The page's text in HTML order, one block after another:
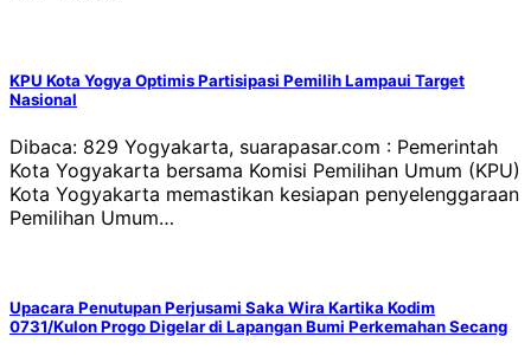
KPU Kota Yogya Optimis Partisipasi Pemilih Lampaui Target
Nasional
Dibaca: 829 Yogyakarta, suarapasar.com : Pemerintah
Kota Yogyakarta bersama Komisi Pemilihan Umum (KPU)
Kota Yogyakarta memastikan kesiapan penyelenggaraan
Pemilihan Umum…
Upacara Penutupan Perjusami Saka Wira Kartika Kodim
0731/Kulon Progo Digelar di Lapangan Bumi Perkemahan Secang